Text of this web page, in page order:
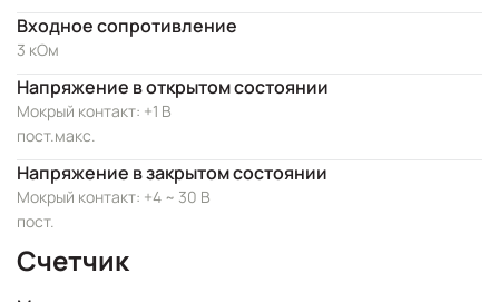
Входное сопротивление
3 кОм
Напряжение в открытом состоянии
Мокрый контакт: +1 В
пост.макс.
Напряжение в закрытом состоянии
Мокрый контакт: +4 ~ 30 В
пост.
Счетчик